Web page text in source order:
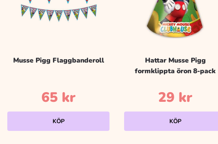
Musse Pigg Flaggbanderoll
65 kr
KÖP
Hattar Musse Pigg
formklippta öron 8-pack
29 kr
KÖP